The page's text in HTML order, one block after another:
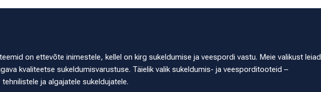
on ettevõte inimestele, kellel on kirg sukeldumise ja veespordi vastu. Meie valikust leiad
kvaliteetse sukeldumisvarustuse. Täielik valik sukeldumis- ja veesporditooteid –
ja algajatele sukeldujatele.